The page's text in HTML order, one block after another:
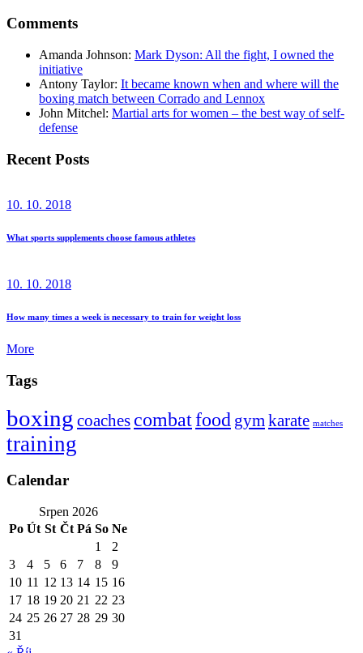
Comments
Amanda Johnson: Mark Dyson: All the fight, I owned the
initiative
Antony Taylor: It became known when and where will the
boxing match between Corrado and Lennox
John Mitchel: Martial arts for women – the best way of self-
defense
Recent Posts
10. 10. 2018
What sports supplements choose famous athletes
10. 10. 2018
How many times a week is necessary to train for weight loss
More
Tags
boxing coaches combatfood gym karate matches
training
Calendar
Srpen 2026
Po Út St Čt Pá So Ne
1
2
3
4 5 6 7 8
9
10 11 12 13 14 15 16
17 18 19 20 21 22 23
24 25 26 27 28 29 30
31